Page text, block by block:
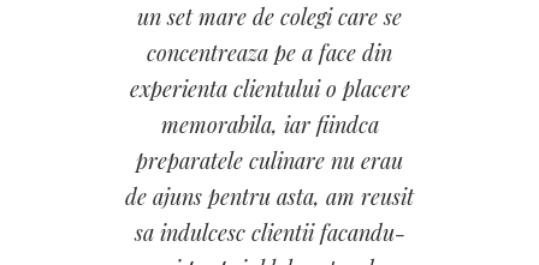
un set mare de colegi care se
concentreaza pe a face din
experienta clientului o placere
memorabila, iar fiindca
preparatele culinare nu erau
de ajuns pentru asta, am reusit
sa indulcesc clientii facandu-